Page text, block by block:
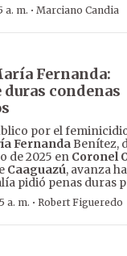
a. m. · Marciano Candia
Fernanda:
condenas
por el
FernandaBenítez,
de 2025 en Coronel
Caaguazú, avanza
pidió penas duras
a. m. · Robert Figueredo